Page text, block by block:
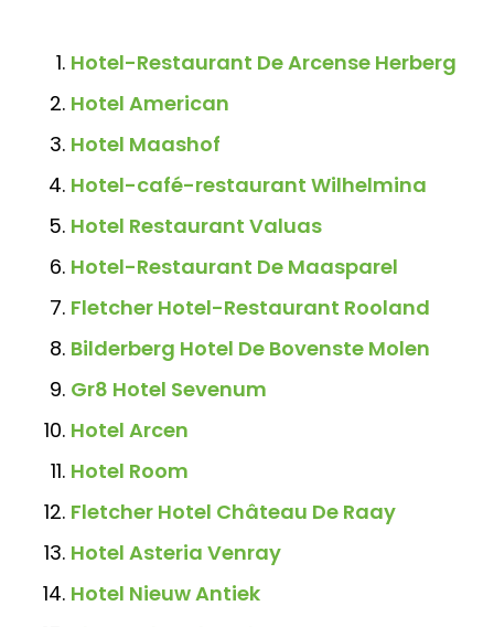
Hotel-Restaurant De Arcense Herberg
Hotel American
Hotel Maashof
Hotel-café-restaurant Wilhelmina
Hotel Restaurant Valuas
Hotel-Restaurant De Maasparel
Fletcher Hotel-Restaurant Rooland
Bilderberg Hotel De Bovenste Molen
Gr8 Hotel Sevenum
Hotel Arcen
Hotel Room
Fletcher Hotel Château De Raay
Hotel Asteria Venray
Hotel Nieuw Antiek